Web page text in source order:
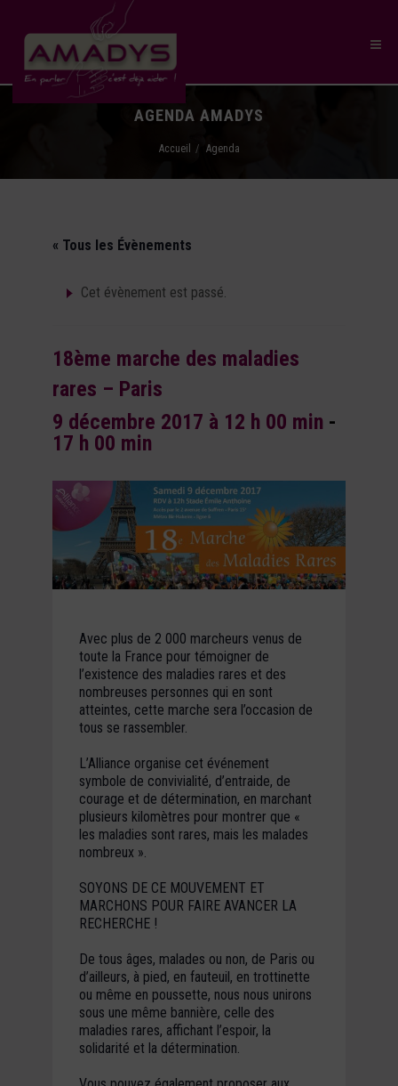
AGENDA AMADYS
Accueil Agenda
« Tous les Évènements
Cet évènement est passé.
18ème marche des maladies
rares – Paris
9 décembre 2017 à 12 h 00 min -
17 h 00 min
Avec plus de 2 000 marcheurs venus de
toute la France pour témoigner de
l’existence des maladies rares et des
nombreuses personnes qui en sont
atteintes, cette marche sera l’occasion de
tous se rassembler.
L’Alliance organise cet événement
symbole de convivialité, d’entraide, de
courage et de détermination, en marchant
plusieurs kilomètres pour montrer que «
les maladies sont rares, mais les malades
nombreux ».
SOYONS DE CE MOUVEMENT ET
MARCHONS POUR FAIRE AVANCER LA
RECHERCHE !
De tous âges, malades ou non, de Paris ou
d’ailleurs, à pied, en fauteuil, en trottinette
ou même en poussette, nous nous unirons
sous une même bannière, celle des
maladies rares, affichant l’espoir, la
solidarité et la détermination.